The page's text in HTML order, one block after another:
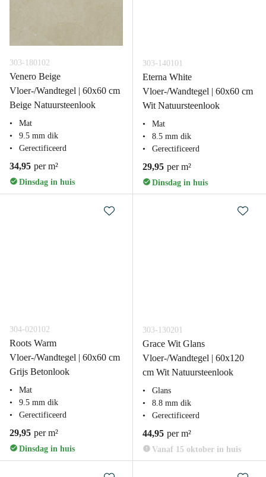
303-180102
Venero Beige
Vloer-/Wandtegel | 60x60 cm
Beige Natuursteenlook
Mat
9.5 mm dik
Gerectificeerd
34,95 per m²
Dinsdag in huis
303-140101
Eterna White
Vloer-/Wandtegel | 60x60 cm
Wit Natuursteenlook
Mat
8.5 mm dik
Gerectificeerd
29,95 per m²
Dinsdag in huis
304-020102
Roots Warm
Vloer-/Wandtegel | 60x60 cm
Grijs Betonlook
Mat
9.5 mm dik
Gerectificeerd
29,95 per m²
Dinsdag in huis
303-130201
Grace Wit Glans
Vloer-/Wandtegel | 60x120
cm Wit Natuursteenlook
Glans
8.8 mm dik
Gerectificeerd
44,95 per m²
Vanaf 15 oktober in huis